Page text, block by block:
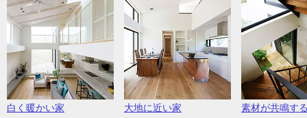
白く暖かい家 大地に近い家 素材が共鳴す